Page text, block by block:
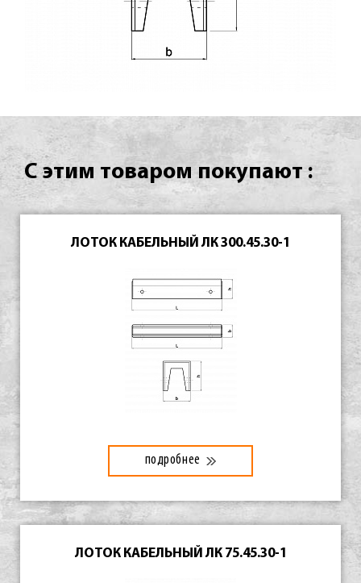
С этим товаром покупают :
ЛОТОК КАБЕЛЬНЫЙ ЛК 300.45.30-1
подробнее
ЛОТОК КАБЕЛЬНЫЙ ЛК 75.45.30-1